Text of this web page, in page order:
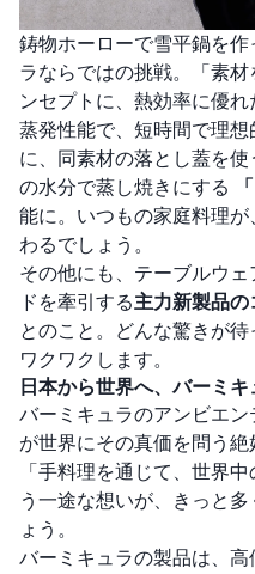
鋳物ホーローで雪平鍋を作
ラならではの挑戦。「素
ンセプトに、熱効率に優
蒸発性能で、短時間で理
に、同素材の落とし蓋を
の水分で蒸し焼きにする
能に。いつもの家庭料理
わるでしょう。
その他にも、テーブルウ
ドを牽引する主力新製品
とのこと。どんな驚きが
ワクワクします。
日本から世界へ、バーミキ
バーミキュラのアンビエ
が世界にその真価を問う
「手料理を通じて、世界
う一途な想いが、きっと
ょう。
バーミキュラの製品は、高